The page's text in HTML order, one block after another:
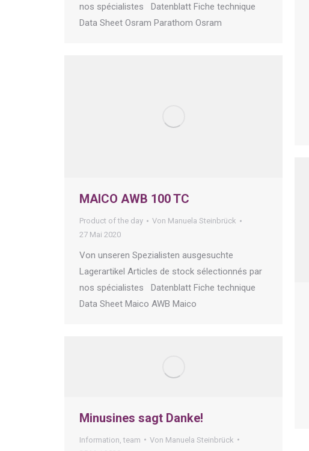
nos spécialistes Datenblatt Fiche technique
Data Sheet Osram Parathom Osram
MAICO AWB 100 TC
Product of the day Von Manuela Steinbrück
27 Mai 2020
Von unseren Spezialisten ausgesuchte
Lagerartikel Articles de stock sélectionnés par
nos spécialistes Datenblatt Fiche technique
Data Sheet Maico AWB Maico
Minusines sagt Danke!
Information ,team Von Manuela Steinbrück